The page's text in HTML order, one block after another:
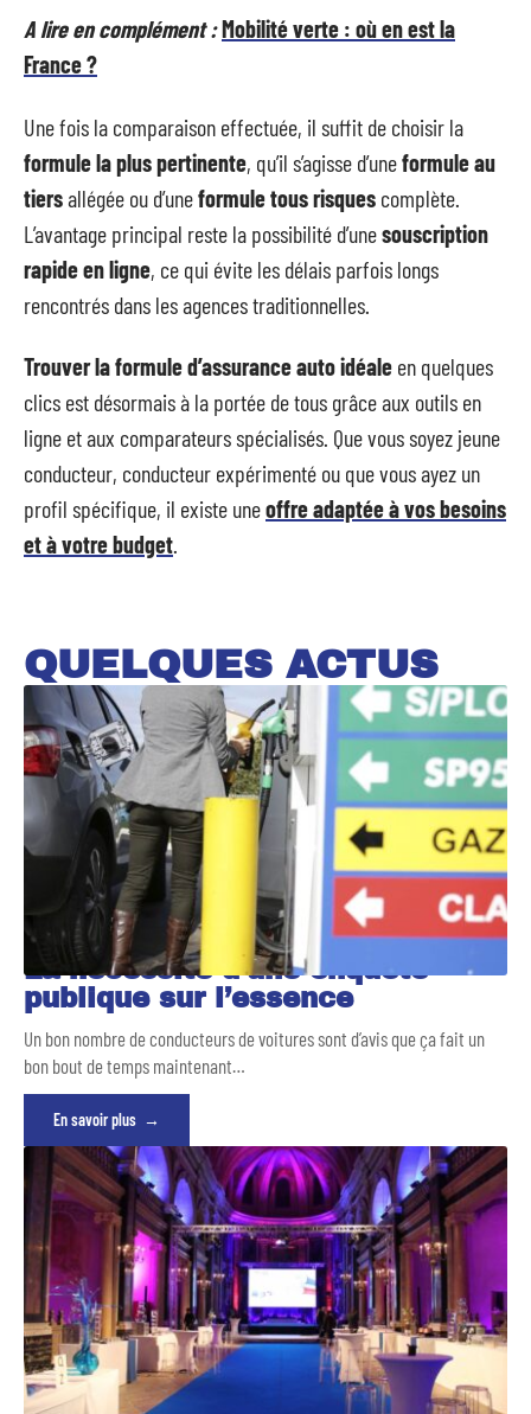
A lire en complément :Mobilité verte : où en est la
France ?
Une fois la comparaison effectuée, il suffit de choisir la
formule la plus pertinente, qu’il s’agisse d’uneformule au
tiersallégée ou d’uneformule tous risques complète.
L’avantage principal reste la possibilité d’unesouscription
rapide en ligne, ce qui évite les délais parfois longs
rencontrés dans les agences traditionnelles.
Trouver la formule d’assurance auto idéale en quelques
clics est désormais à la portée de tous grâce aux outils en
ligne et aux comparateurs spécialisés. Que vous soyez jeune
conducteur, conducteur expérimenté ou que vous ayez un
profil spécifique, il existe uneoffre adaptée à vos besoins
et à votre budget.
QUELQUES ACTUS
La nécessité d’une enquête
publique sur l’essence
Un bon nombre de conducteurs de voitures sont d’avis que ça fait un
bon bout de temps maintenant…
En savoir plus